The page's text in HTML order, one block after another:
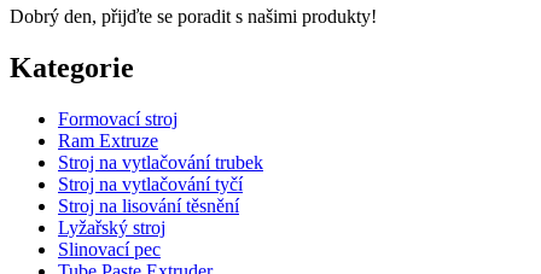
Dobrý den, přijďte se poradit s našimi produkty!
Kategorie
Formovací stroj
Ram Extruze
Stroj na vytlačování trubek
Stroj na vytlačování tyčí
Stroj na lisování těsnění
Lyžařský stroj
Slinovací pec